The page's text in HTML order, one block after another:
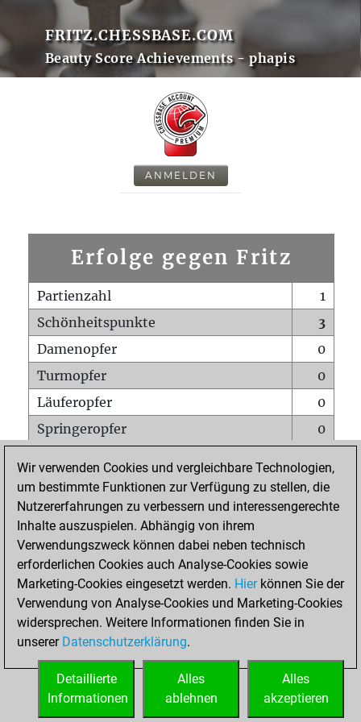
FRITZ.CHESSBASE.COM
Beauty Score Achievements - phapis
ANMELDEN
Erfolge gegen Fritz
Partienzahl
1
Schönheitspunkte
3
Damenopfer
0
Turmopfer
0
Läuferopfer
0
Springeropfer
0
Matt auf vollem Brett
0
Bauer setzt Matt
0
Erstickte Matts
Unterverwandlungen
Türme auf der siebten
0
STARTSEITE
Wir verwenden Cookies und vergleichbare Technologien,
um bestimmte Funktionen zur Verfügung zu stellen, die
Nutzererfahrungen zu verbessern und interessengerechte
Inhalte auszuspielen. Abhängig von ihrem
Verwendungszweck können dabei neben technisch
erforderlichen Cookies auch Analyse-Cookies sowie
Marketing-Cookies eingesetzt werden. Hierkönnen Sie der
Verwendung von Analyse-Cookies und Marketing-Cookies
widersprechen. Weitere Informationen finden Sie in
unserer Datenschutzerklärung.
Alles
akzeptieren
Alles
ablehnen
Detaillierte
Informationen